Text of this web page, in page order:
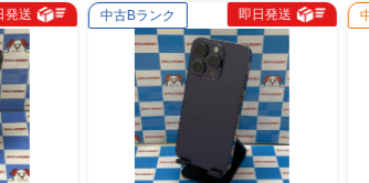
中古Bランク 即日発送 中古Aランク